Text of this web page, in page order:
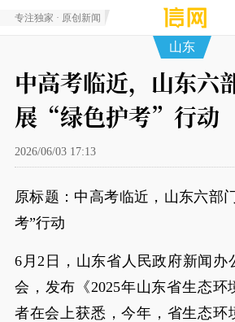
专注独家 · 原创新闻
山东
中高考临近，山东六
展“绿色护考”行动
2026/06/03 17:13
原标题：中高考临近，山东六部
考”行动
6月2日，山东省人民政府新闻办
会，发布《2025年山东省生态环
者在会上获悉，今年，省生态环